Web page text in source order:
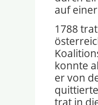
auf
1788
konnte
er von
trat in